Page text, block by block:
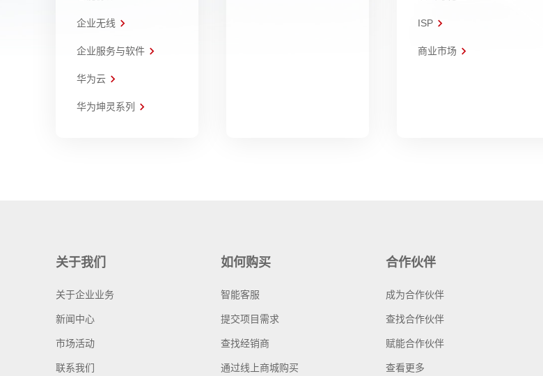
企业无线
企业服务与软件
华为云
华为坤灵系列
ISP
商业市场
关于我们
关于企业业务
新闻中心
市场活动
联系我们
如何购买
智能客服
提交项目需求
查找经销商
通过线上商城购买
合作伙伴
成为合作伙伴
查找合作伙伴
赋能合作伙伴
查看更多